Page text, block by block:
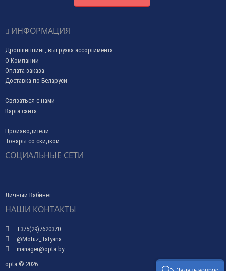
ИНФОРМАЦИЯ
Дропшиппинг, выгрузка ассортимента
О Компании
Оплата заказа
Доставка по Беларуси
Связаться с нами
Карта сайта
Производители
Товары со скидкой
СОЦИАЛЬНЫЕ СЕТИ
Личный Кабинет
НАШИ КОНТАКТЫ
+375(29)7620370
@Motuz_Tatyana
manager@opta.by
opta © 2026